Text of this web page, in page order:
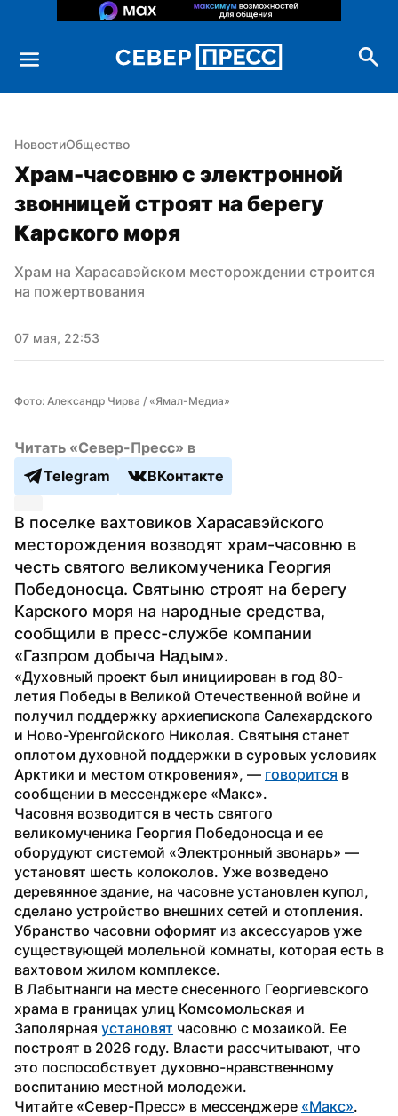
НовостиОбщество
Храм-часовню с электронной
звонницей строят на берегу
Карского моря
Храм на Харасавэйском месторождении строится
на пожертвования
07 мая, 22:53
Фото: Александр Чирва / «Ямал-Медиа»
Читать «Север-Пресс» в
Telegram
ВКонтакте
В поселке вахтовиков Харасавэйского
месторождения возводят храм-часовню в
честь святого великомученика Георгия
Победоносца. Святыню строят на берегу
Карского моря на народные средства,
сообщили в пресс-службе компании
«Газпром добыча Надым».
«Духовный проект был инициирован в год 80-
летия Победы в Великой Отечественной войне и
получил поддержку архиепископа Салехардского
и Ново-Уренгойского Николая. Святыня станет
оплотом духовной поддержки в суровых условиях
Арктики и местом откровения», — говорится в
сообщении в мессенджере «Макс».
Часовня возводится в честь святого
великомученика Георгия Победоносца и ее
оборудуют системой «Электронный звонарь» —
установят шесть колоколов. Уже возведено
деревянное здание, на часовне установлен купол,
сделано устройство внешних сетей и отопления.
Убранство часовни оформят из аксессуаров уже
существующей молельной комнаты, которая есть в
вахтовом жилом комплексе.
В Лабытнанги на месте снесенного Георгиевского
храма в границах улиц Комсомольская и
Заполярная установят часовню с мозаикой. Ее
построят в 2026 году. Власти рассчитывают, что
это поспособствует духовно-нравственному
воспитанию местной молодежи.
Читайте «Север-Пресс» в мессенджере «Макс».